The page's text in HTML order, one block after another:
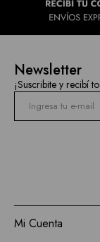
Newsletter
¡Suscribite y recibí
Mi Cuenta